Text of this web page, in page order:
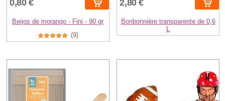
0,80 €
Beijos de morango - Fini - 90 gr
(9)
2,80 €
Bonbonnière transparente de 0,6
L